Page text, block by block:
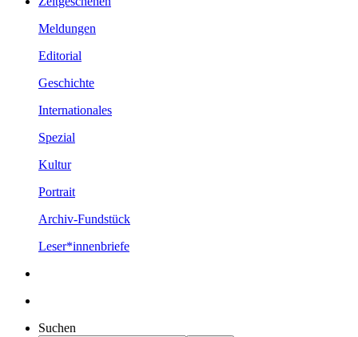
Meldungen
Editorial
Geschichte
Internationales
Spezial
Kultur
Portrait
Archiv-Fundstück
Leser*innenbriefe
Suchen